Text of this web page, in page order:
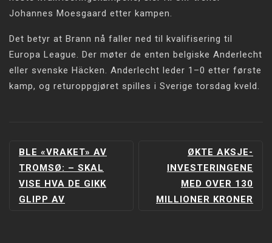
Johannes Moesgaard etter kampen.
Det betyr at Brann nå faller ned til kvalifisering til
Europa League. Der møter de enten belgiske Anderlecht
eller svenske Häcken. Anderlecht leder 1–0 etter første
kamp, og returoppgjøret spilles i Sverige torsdag kveld.
INNLEGGSNAVIGERING
BLE «VRAKET» AV
TROMSØ: – SKAL
VISE HVA DE GIKK
GLIPP AV
ØKTE AKSJE-
INVESTERINGENE
MED OVER 130
MILLIONER KRONER